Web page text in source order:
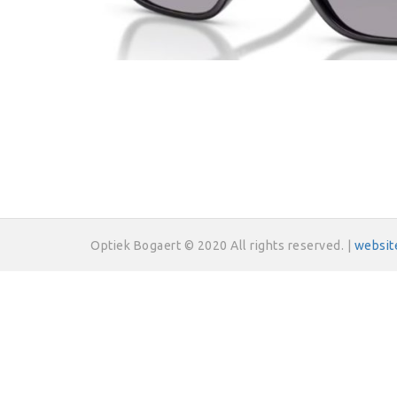
Optiek Bogaert © 2020 All rights reserved. |